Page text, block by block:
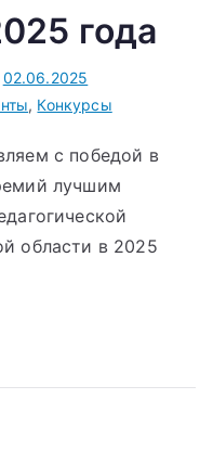
года
02.06.2025
, Конкурсы
с победой в
лучшим
области в 2025